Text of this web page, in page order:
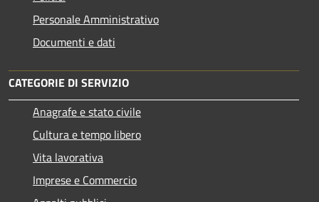
Personale Amministrativo
Documenti e dati
CATEGORIE DI SERVIZIO
Anagrafe e stato civile
Cultura e tempo libero
Vita lavorativa
Imprese e Commercio